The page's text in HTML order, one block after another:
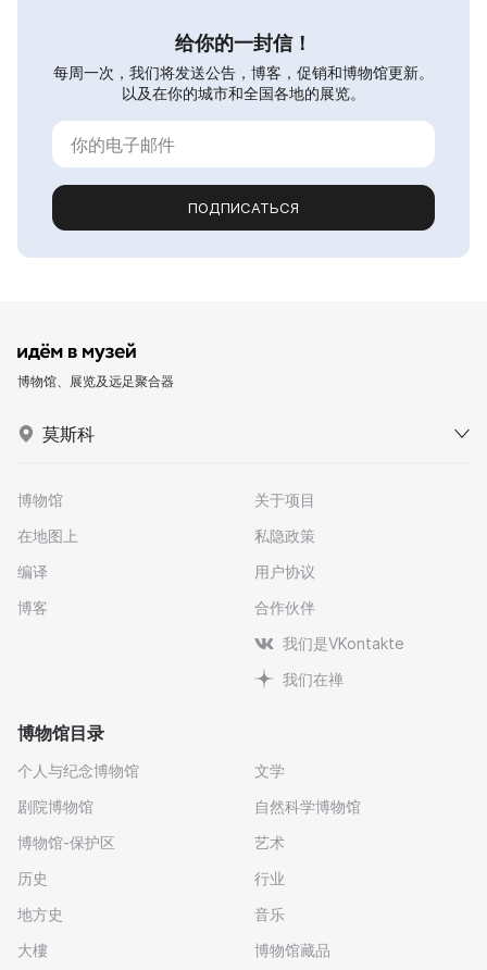
给你的一封信！
每周一次，我们将发送公告，博客，促销和博物馆更新。
以及在你的城市和全国各地的展览。
ПОДПИСАТЬСЯ
博物馆、展览及远足聚合器
莫斯科
博物馆
在地图上
编译
博客
关于项目
私隐政策
用户协议
合作伙伴
我们是VKontakte
我们在禅
博物馆目录
个人与纪念博物馆
剧院博物馆
博物馆-保护区
历史
地方史
大樓
文学
自然科学博物馆
艺术
行业
音乐
博物馆藏品
Войдите в сервис